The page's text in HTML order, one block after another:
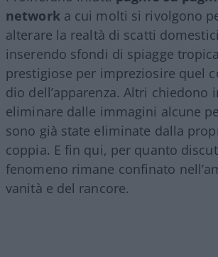
networka cui molti si rivolgono
alterare la realtà di scatti
inserendo sfondi di spiagge
prestigiose per impreziosire quel
dio dell’apparenza. Altri chiedono
eliminare dalle immagini alcune
sono già state eliminate dalla
coppia. E fin qui, per quanto
fenomeno rimane confinato
vanità e del rancore.